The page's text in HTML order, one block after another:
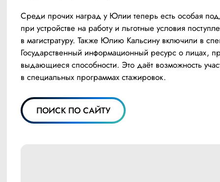
Среди прочих наград у Юлии теперь есть особая
при устройстве на работу и льготные условия
в магистратуру. Также Юлию Кальсину включили в
Государственный информационный ресурс о лицах,
выдающиеся способности. Это даёт возможность
в специальных программах стажировок.
ПОИСК ПО САЙТУ